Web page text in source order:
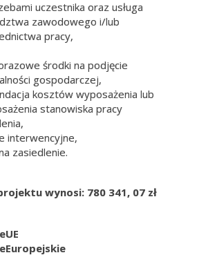
uczestnika oraz usługa
zawodowego i/lub
pracy,
środki na podjęcie
gospodarczej,
kosztów wyposażenia lub
stanowiska pracy
interwencyjne,
zasiedlenie.
wynosi: 780 341, 07 zł